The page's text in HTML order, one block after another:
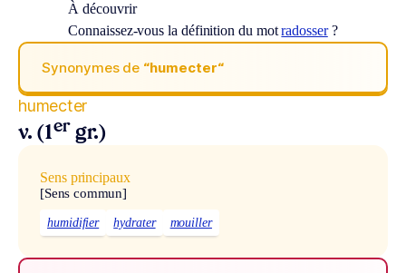
À découvrir
Connaissez-vous la définition du motradosser?
Synonymes de “humecter“
humecter
v. (1er gr.)
Sens principaux
[Sens commun]
humidifier hydrater mouiller